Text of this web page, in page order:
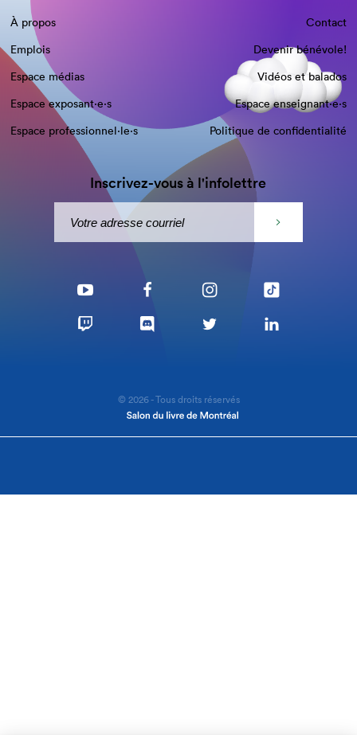
À propos
Contact
Emplois
Devenir bénévole!
Espace médias
Vidéos et balados
Espace exposant·e⋅s
Espace enseignant·e⋅s
Espace professionnel·le⋅s
Politique de confidentialité
Inscrivez-vous à l'infolettre
© 2026 - Tous droits réservés